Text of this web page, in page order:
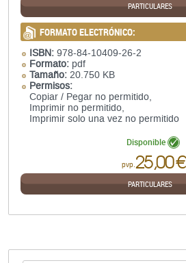
PARTICULARES
FORMATO ELECTRÓNICO:
ISBN: 978-84-10409-26-2
Formato: pdf
Tamaño: 20.750 KB
Permisos:
Copiar / Pegar no permitido,
Imprimir no permitido,
Imprimir solo una vez no permitido
Disponible
pvp. 25,00 €
PARTICULARES